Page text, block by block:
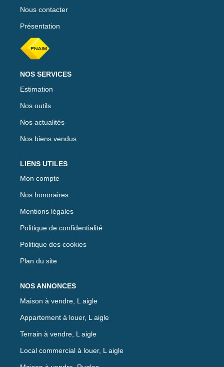
Nous contacter
Présentation
NOS SERVICES
Estimation
Nos outils
Nos actualités
Nos biens vendus
LIENS UTILES
Mon compte
Nos honoraires
Mentions légales
Politique de confidentialité
Politique des cookies
Plan du site
NOS ANNONCES
Maison à vendre, L aigle
Appartement à louer, L aigle
Terrain à vendre, L aigle
Local commercial à louer, L aigle